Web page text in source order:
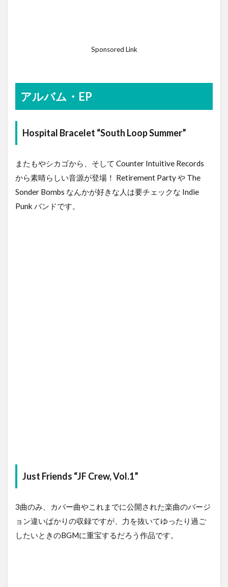
Sponsored Link
アルバム・EP
Hospital Bracelet “South Loop Summer”
またもやシカゴから、そして Counter Intuitive Records
から素晴らしい音源が登場！ Retirement Party や The
Sonder Bombs なんかが好きな人は要チェックな Indie
Punk バンドです。
Just Friends “JF Crew, Vol.1”
3曲のみ、カバー曲やこれまでに公開された楽曲のバージ
ョン違いばかりの収録ですが、力を抜いてゆったり過ご
したいときのBGMに重宝するだろう作品です。